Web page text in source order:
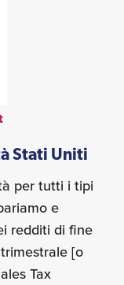
Stati Uniti
per tutti i tipi
e
redditi di fine
[o
Tax